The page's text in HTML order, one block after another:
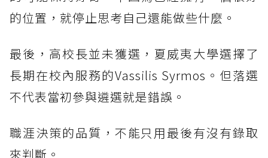
的位置，就停止思考自己還能做些什麼。
最後，高校長並未獲選，夏威夷大學選擇了
長期在校內服務的Vassilis Syrmos。但落選
不代表當初參與遴選就是錯誤。
職涯決策的品質，不能只用最後有沒有錄取
來判斷。